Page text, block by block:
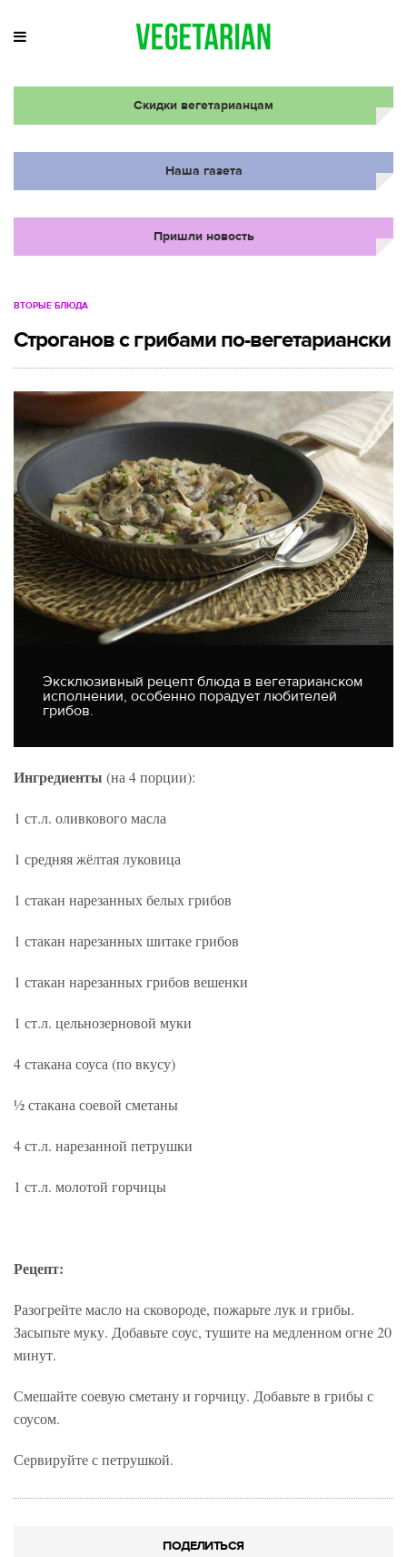
Скидки вегетарианцам
Наша газета
Пришли новость
ВТОРЫЕ БЛЮДА
Строганов с грибами по-вегетариански
Эксклюзивный рецепт блюда в вегетарианском
исполнении, особенно порадует любителей
грибов.
Ингредиенты (на 4 порции):
1 ст.л. оливкового масла
1 средняя жёлтая луковица
1 стакан нарезанных белых грибов
1 стакан нарезанных шитаке грибов
1 стакан нарезанных грибов вешенки
1 ст.л. цельнозерновой муки
4 стакана соуса (по вкусу)
½ стакана соевой сметаны
4 ст.л. нарезанной петрушки
1 ст.л. молотой горчицы
Рецепт:
Разогрейте масло на сковороде, пожарьте лук и грибы.
Засыпьте муку. Добавьте соус, тушите на медленном огне 20
минут.
Смешайте соевую сметану и горчицу. Добавьте в грибы с
соусом.
Сервируйте с петрушкой.
ПОДЕЛИТЬСЯ